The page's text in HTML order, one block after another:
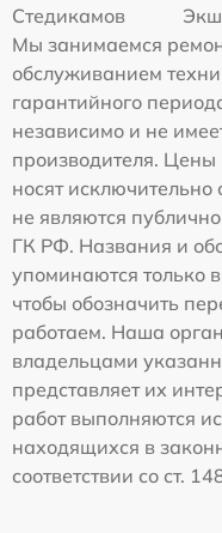
Стедикамов
Мы занимаемся
обслуживанием
гарантийного
независимо и не
производителя. Цены
носят
не являются
ГК РФ. Названия и
упоминаются
чтобы обозначить
работаем. Наша
владельцами
представляет их
работ выполняются
находящихся в
соответствии со ст.